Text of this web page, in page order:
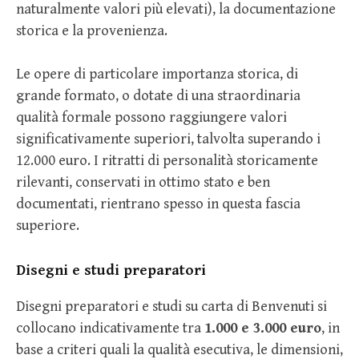
naturalmente valori più elevati), la documentazione
storica e la provenienza.
Le opere di particolare importanza storica, di
grande formato, o dotate di una straordinaria
qualità formale possono raggiungere valori
significativamente superiori, talvolta superando i
12.000 euro. I ritratti di personalità storicamente
rilevanti, conservati in ottimo stato e ben
documentati, rientrano spesso in questa fascia
superiore.
Disegni e studi preparatori
Disegni preparatori e studi su carta di Benvenuti si
collocano indicativamente tra 1.000 e 3.000 euro, in
base a criteri quali la qualità esecutiva, le dimensioni,